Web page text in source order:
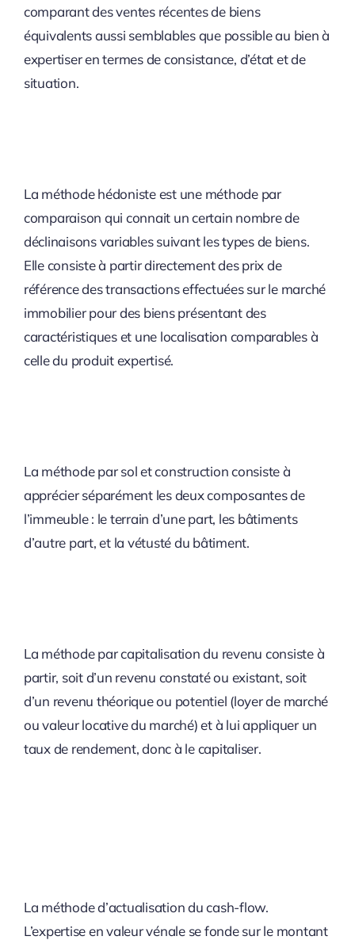
comparant des ventes récentes de biens
équivalents aussi semblables que possible au bien à
expertiser en termes de consistance, d’état et de
situation.
La méthode hédoniste est une méthode par
comparaison qui connait un certain nombre de
déclinaisons variables suivant les types de biens.
Elle consiste à partir directement des prix de
référence des transactions effectuées sur le marché
immobilier pour des biens présentant des
caractéristiques et une localisation comparables à
celle du produit expertisé.
La méthode par sol et construction consiste à
apprécier séparément les deux composantes de
l’immeuble : le terrain d’une part, les bâtiments
d’autre part, et la vétusté du bâtiment.
La méthode par capitalisation du revenu consiste à
partir, soit d’un revenu constaté ou existant, soit
d’un revenu théorique ou potentiel (loyer de marché
ou valeur locative du marché) et à lui appliquer un
taux de rendement, donc à le capitaliser.
La méthode d’actualisation du cash-flow.
L’expertise en valeur vénale se fonde sur le montant